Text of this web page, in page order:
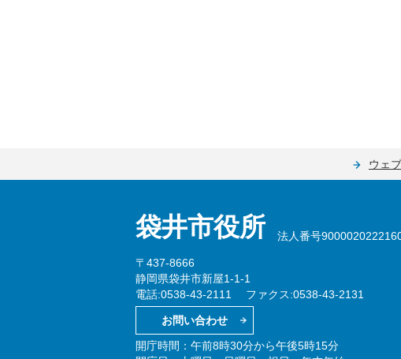
ウェ
袋井市役所 法人番号
〒437-8666
静岡県袋井市新屋1-1-1
電話:0538-43-2111 ファクス:0538-43-2131
お問い合わせ
開庁時間：午前8時30分から午後5時15分